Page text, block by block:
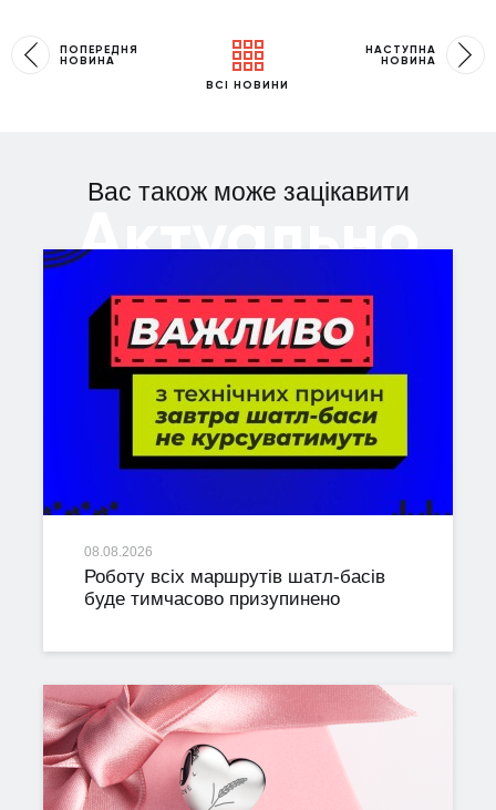
ПОПЕРЕДНЯ
НОВИНА
ВСІ НОВИНИ
НАСТУПНА
НОВИНА
Вас також може зацікавити
Актуально
08.08.2026
Роботу всіх маршрутів шатл-басів
буде тимчасово призупинено